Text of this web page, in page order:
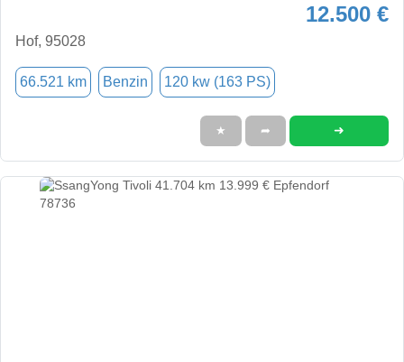
12.500 €
Hof, 95028
66.521 km Benzin 120 kw (163 PS)
★ ➦ ➜